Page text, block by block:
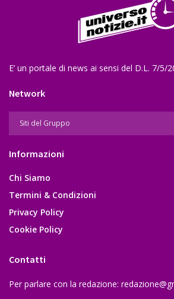
E’ un portale di news ai sensi del D.L. 7/5/
Network
Informazioni
Chi Siamo
Termini & Condizioni
Privacy Policy
Cookie Policy
Contatti
Per parlare con la redazione: